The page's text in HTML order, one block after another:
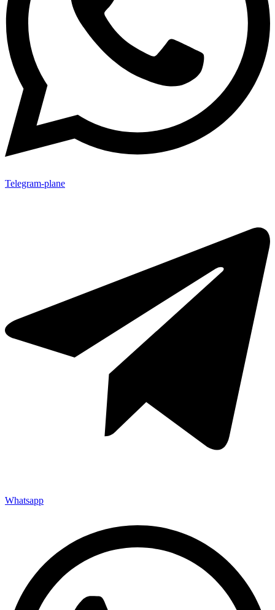
Telegram-plane
Whatsapp